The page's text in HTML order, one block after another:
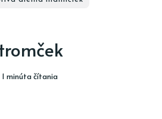
1 minúta čítania